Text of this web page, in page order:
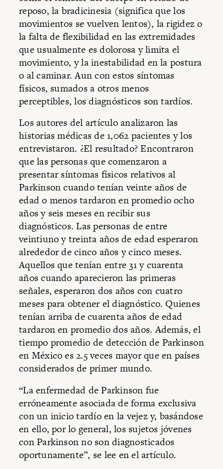
reposo, la bradicinesia (significa que los
movimientos se vuelven lentos), la rigidez o
la falta de flexibilidad en las extremidades
que usualmente es dolorosa y limita el
movimiento, y la inestabilidad en la postura
o al caminar. Aun con estos síntomas
físicos, sumados a otros menos
perceptibles, los diagnósticos son tardíos.
Los autores del artículo analizaron las
historias médicas de 1,062 pacientes y los
entrevistaron. ¿El resultado? Encontraron
que las personas que comenzaron a
presentar síntomas físicos relativos al
Parkinson cuando tenían veinte años de
edad o menos tardaron en promedio ocho
años y seis meses en recibir sus
diagnósticos. Las personas de entre
veintiuno y treinta años de edad esperaron
alrededor de cinco años y cinco meses.
Aquellos que tenían entre 31 y cuarenta
años cuando aparecieron las primeras
señales, esperaron dos años con cuatro
meses para obtener el diagnóstico. Quienes
tenían arriba de cuarenta años de edad
tardaron en promedio dos años. Además, el
tiempo promedio de detección de Parkinson
en México es 2.5 veces mayor que en países
considerados de primer mundo.
“La enfermedad de Parkinson fue
erróneamente asociada de forma exclusiva
con un inicio tardío en la vejez y, basándose
en ello, por lo general, los sujetos jóvenes
con Parkinson no son diagnosticados
oportunamente”, se lee en el artículo.